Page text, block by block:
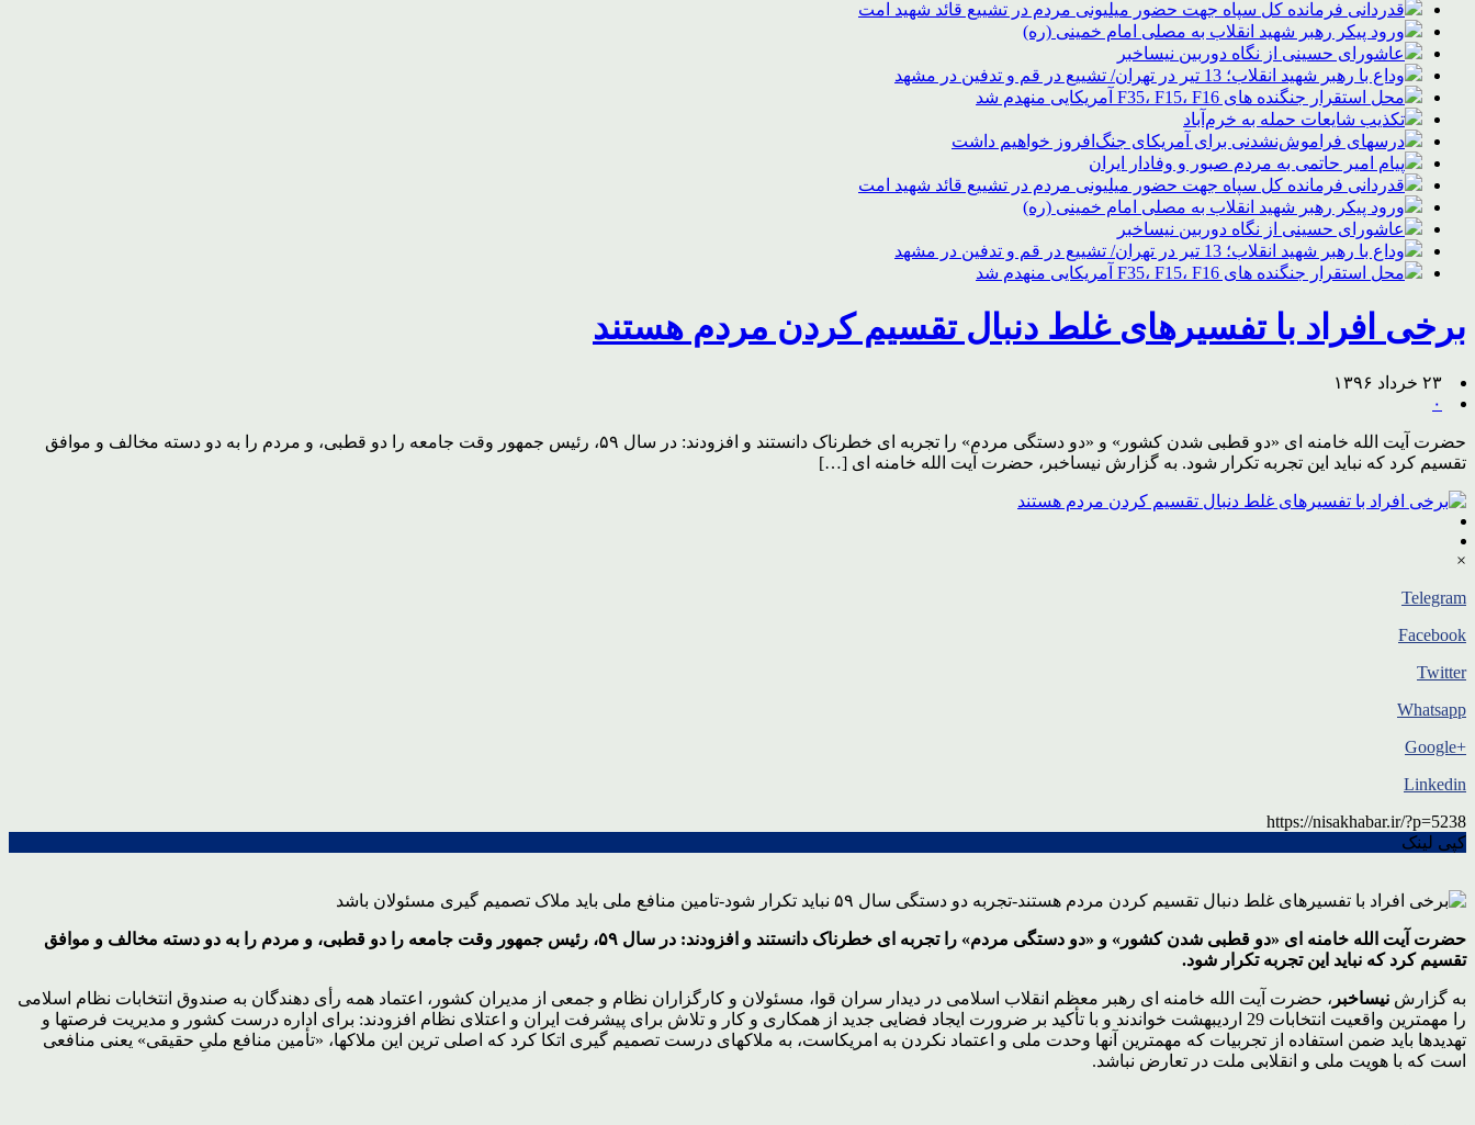
قدردانی فرمانده کل سپاه جهت حضور میلیونی مردم در تشییع قائد شهید امت
ورود پیکر رهبر شهید انقلاب به مصلی امام خمینی (ره)
عاشورای حسینی از نگاه دوربین نیساخبر
وداع با رهبر شهید انقلاب؛ 13 تیر در تهران/ تشییع در قم و تدفین در مشهد
محل استقرار جنگنده های F35، F15، F16 آمریکایی منهدم شد
تکذیب شایعات حمله به خرم‌آباد
درسهای فراموش‌نشدنی برای آمریکای جنگ‌افروز خواهیم داشت
پیام امیر حاتمی به مردم صبور و وفادار ایران
قدردانی فرمانده کل سپاه جهت حضور میلیونی مردم در تشییع قائد شهید امت
ورود پیکر رهبر شهید انقلاب به مصلی امام خمینی (ره)
عاشورای حسینی از نگاه دوربین نیساخبر
وداع با رهبر شهید انقلاب؛ 13 تیر در تهران/ تشییع در قم و تدفین در مشهد
محل استقرار جنگنده های F35، F15، F16 آمریکایی منهدم شد
برخی افراد با تفسیرهای غلط دنبال تقسیم کردن مردم هستند
۲۳ خرداد ۱۳۹۶
۰
حضرت آیت الله خامنه ای «دو قطبی شدن کشور» و «دو دستگی مردم» را تجربه ای خطرناک دانستند و افزودند: در سال ۵۹، رئیس جمهور وقت جامعه را دو قطبی، و مردم را به دو دسته مخالف و موافق
تقسیم کرد که نباید این تجربه تکرار شود. به گزارش نیساخبر، حضرت آیت الله خامنه ای […]
×
Telegram
Facebook
Twitter
Whatsapp
+Google
Linkedin
https://nisakhabar.ir/?p=5238
کپی لینک
حضرت آیت الله خامنه ای «دو قطبی شدن کشور» و «دو دستگی مردم» را تجربه ای خطرناک دانستند و افزودند: در سال ۵۹، رئیس جمهور وقت جامعه را دو قطبی، و مردم را به دو دسته مخالف و موافق
تقسیم کرد که نباید این تجربه تکرار شود.
به گزارش نیساخبر ، حضرت آیت الله خامنه ای رهبر معظم انقلاب اسلامی در دیدار سران قوا، مسئولان و کارگزاران نظام و جمعی از مدیران کشور، اعتماد همه رأی دهندگان به صندوق انتخابات نظام اسلامی
را مهمترین واقعیت انتخابات 29 اردیبهشت خواندند و با تأکید بر ضرورت ایجاد فضایی جدید از همکاری و کار و تلاش برای پیشرفت ایران و اعتلای نظام افزودند: برای اداره درست کشور و مدیریت فرصتها و
تهدیدها باید ضمن استفاده از تجربیات که مهمترین آنها وحدت ملی و اعتماد نکردن به امریکاست، به ملاکهای درست تصمیم گیری اتکا کرد که اصلی ترین این ملاکها، «تأمین منافع ملیِ حقیقی» یعنی منافعی
است که با هویت ملی و انقلابی ملت در تعارض نباشد.